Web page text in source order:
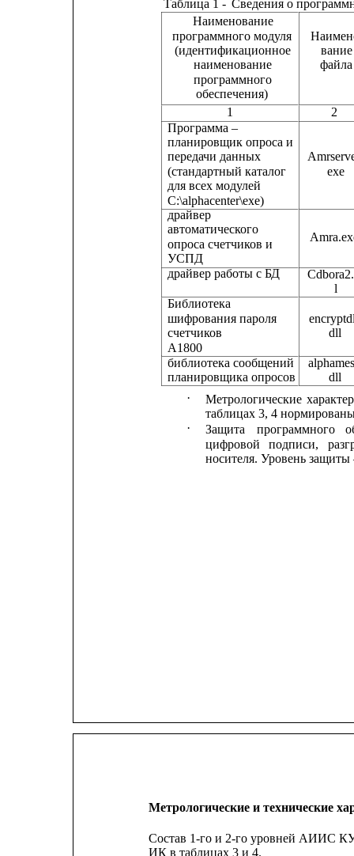
Наименование
программного модуля
(идентификационное
наименование
программного
обеспечения)
вание
файла
exe
dll
Таблица 1 - Сведения о
1
2
Программа –
планировщик опроса и
передачи данных
(стандартный каталог
для всех модулей
C:\alphacenter\exe)
драйвер
автоматического
опроса счетчиков и
УСПД
драйвер работы с БД
l
Библиотека
шифрования пароля
счетчиков
A1800
библиотека сообщений
планировщика опросов
dll
·
Метрологические
таблицах 3, 4
·
Защита программного
цифровой
подписи,
носителя. Уровень защиты
Метрологические и технические
Состав 1-го и 2-го уровней АИИС КУЭ
ИК в таблицах 3 и 4.